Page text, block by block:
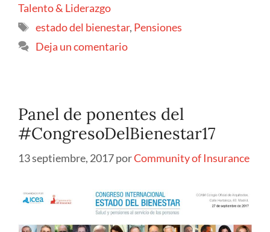
Talento & Liderazgo
estado del bienestar, Pensiones
Deja un comentario
Panel de ponentes del
#CongresoDelBienestar17
13 septiembre, 2017porCommunity of Insurance